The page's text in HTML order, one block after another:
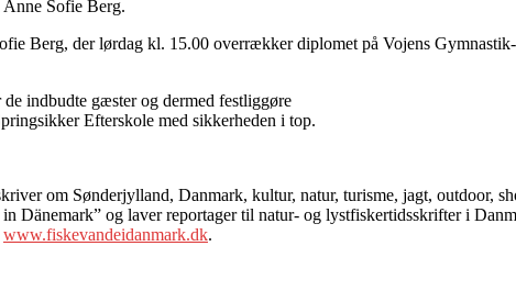
Sofie Berg.
Berg, der lørdag kl. 15.00 overrækker diplomet på Vojens
indbudte gæster og dermed festliggøre
Efterskole med sikkerheden i top.
om Sønderjylland, Danmark, kultur, natur, turisme, jagt, outdoor,
Dänemark” og laver reportager til natur- og lystfiskertidsskrifter i
www.fiskevandeidanmark.dk.